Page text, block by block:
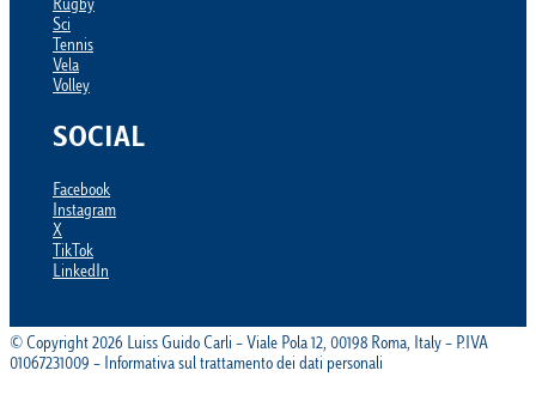
Rugby
Sci
Tennis
Vela
Volley
SOCIAL
Facebook
Instagram
X
TikTok
LinkedIn
© Copyright 2026 Luiss Guido Carli – Viale Pola 12, 00198 Roma, Italy – P.IVA
01067231009 – Informativa sul trattamento dei dati personali